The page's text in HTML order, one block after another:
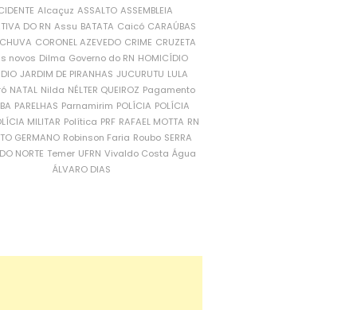
Alcaçuz ASSALTO ASSEMBLEIA
DO RN Assu BATATA Caicó CARAÚBAS
CORONEL AZEVEDO CRIME CRUZETA
novos Dilma Governo do RN HOMICÍDIO
JARDIM DE PIRANHAS JUCURUTU LULA
NATAL Nilda NÉLTER QUEIROZ Pagamento
PARELHAS Parnamirim POLÍCIA POLÍCIA
MILITAR Política PRF RAFAEL MOTTA RN
GERMANO Robinson Faria Roubo SERRA
NORTE Temer UFRN Vivaldo Costa Água
ÁLVARO DIAS